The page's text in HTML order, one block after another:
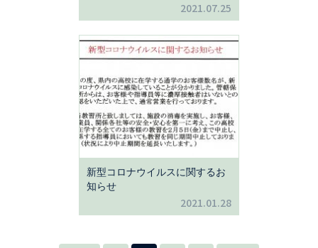
2021.07.25
新型コロナウイルスに関するお
知らせ
2021.01.28